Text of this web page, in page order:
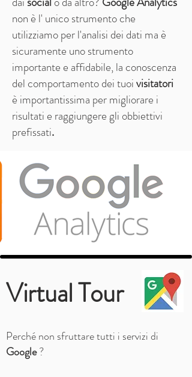
non è l' unico strumento che
utilizziamo per l'analisi dei dati ma è
sicuramente uno strumento
importante e affidabile, la conoscenza
del comportamento dei tuoivisitatori
è importantissima per migliorare i
risultati e raggiungere gli obbiettivi
prefissati.
Virtual Tour
Perché non sfruttare tutti i servizi di
Google?